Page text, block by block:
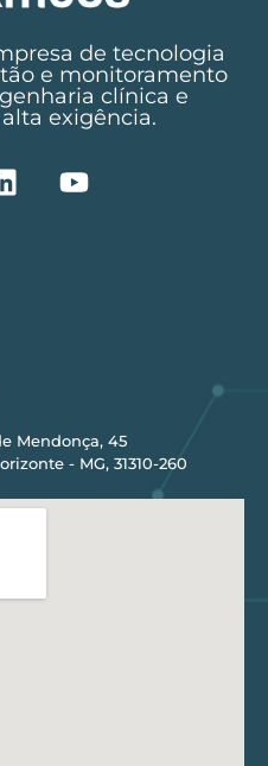
de tecnologia
e monitoramento
clínica e
exigência.
Mendonça, 45
- MG, 31310-260